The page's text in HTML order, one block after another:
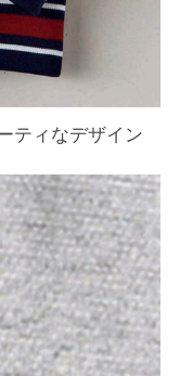
ティなデザイン